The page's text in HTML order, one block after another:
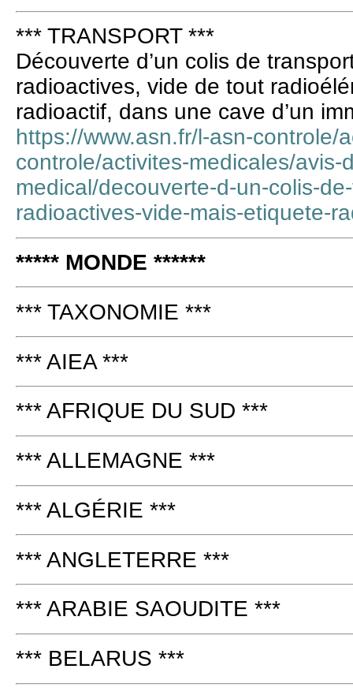
*** TRANSPORT ***
Découverte d’un colis de
radioactives, vide de tout
radioactif, dans une cave d’un
https://www.asn.fr/l-asn-controle/
controle/activites-medicales/avis-
medical/decouverte-d-un-colis-
radioactives-vide-mais-etiquete-
***** MONDE ******
*** TAXONOMIE ***
*** AIEA ***
*** AFRIQUE DU SUD ***
*** ALLEMAGNE ***
*** ALGÉRIE ***
*** ANGLETERRE ***
*** ARABIE SAOUDITE ***
*** BELARUS ***